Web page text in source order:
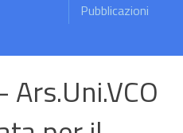
Pubblicazioni
Ars.Uni.VCO